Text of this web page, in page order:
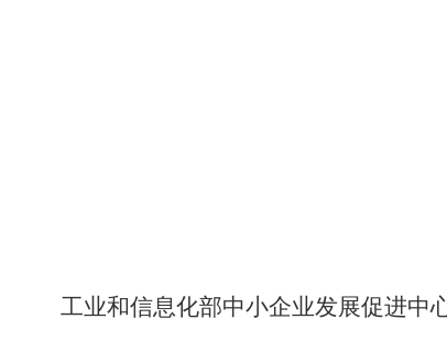
工业和信息化部中小企业发展促进中